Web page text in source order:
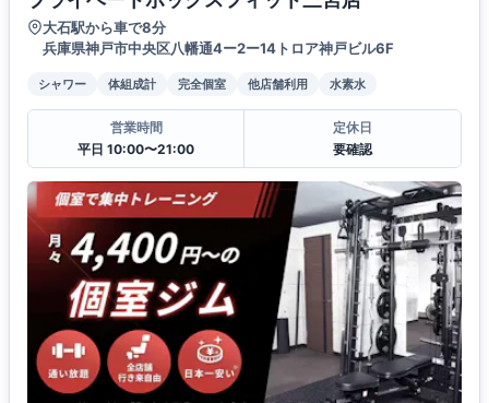
大石駅から車で8分
兵庫県神戸市中央区八幡通4ー2ー14トロア神戸ビル6F
シャワー 体組成計 完全個室 他店舗利用 水素水
営業時間
平日 10:00〜21:00
定休日
要確認